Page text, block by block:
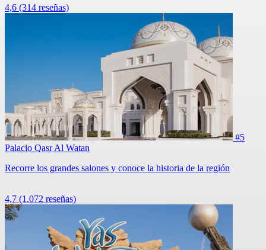
4,6 (314 reseñas)
#5
Palacio Qasr Al Watan
Recorre los grandes salones y conoce la historia de la región
4,7 (1.072 reseñas)